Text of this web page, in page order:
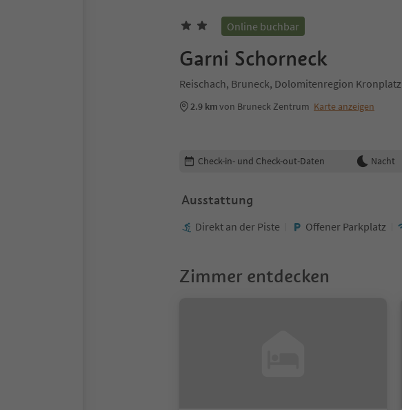
Online buchbar
Garni Schorneck
Reischach, Bruneck, Dolomitenregion Kronplatz
2.9 kmvon Bruneck Zentrum Karte anzeigen
Buchungsdetails bearbeiten
Check-in- und Check-out-Daten Nacht
Ausstattung
Direkt an der Piste Offener Parkplatz
Zimmer entdecken